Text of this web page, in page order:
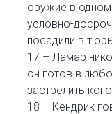
оружие в
условно-
посадили в
17 – Ламар
он готов в
застрелить
18 – Кендрик